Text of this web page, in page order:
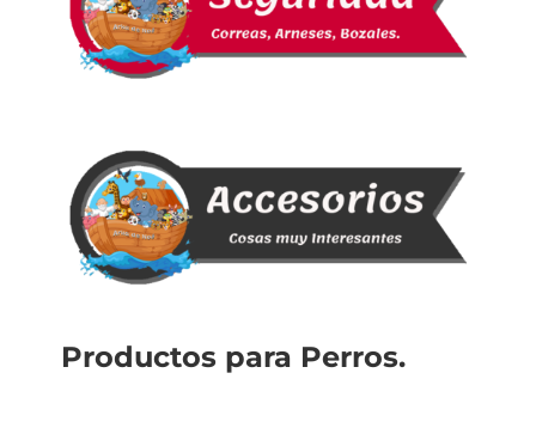
Productos para Perros.